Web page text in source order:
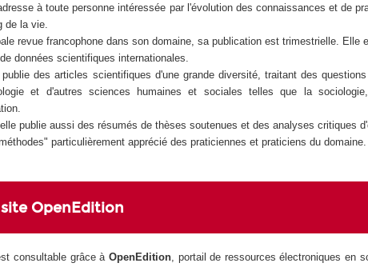
à toute personne intéressée par l'évolution des connaissances et de
de la vie.
revue francophone dans son domaine, sa publication est trimestrielle. Elle
données scientifiques internationales.
publie des articles scientifiques d'une grande diversité, traitant des
et d'autres sciences humaines et sociales telles que la
publie aussi des résumés de thèses soutenues et des analyses critiques
particulièrement apprécié des praticiennes et praticiens du domaine.
site OpenEdition
consultable grâce à OpenEdition, portail de ressources électroniques en